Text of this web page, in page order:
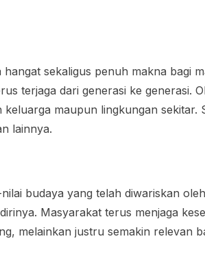
sekaligus penuh makna bagi
terjaga dari generasi ke generasi.
maupun lingkungan sekitar.
lainnya.
budaya yang telah diwariskan
Masyarakat terus menjaga
melainkan justru semakin relevan